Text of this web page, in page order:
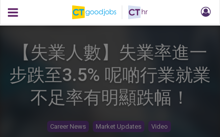
【失業人數】失業率進一
步跌至3.5% 呢啲行業就業
不足率有明顯跌幅！
Career News Market Updates Video